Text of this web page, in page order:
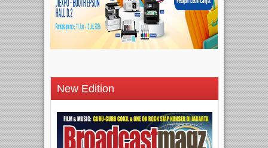
New Edition